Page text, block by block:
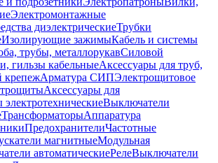
Электромонтажные
диэлектрическиеТрубки
Изолирующие зажимыКабель и системы
трубы, металлорукавСиловой
гильзы кабельныеАксессуары для труб,
крепежАрматура СИПЭлектрощитовое
Аксессуары для
Выключатели
ТрансформаторыАппаратура
ПредохранителиЧастотные
магнитныеМодульная
автоматическиеРелеВыключатели